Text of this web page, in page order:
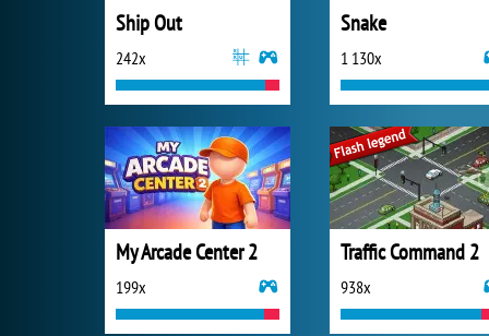
Ship Out
242x
Snake
1 130x
My Arcade Center 2
199x
Traffic Command 2
938x